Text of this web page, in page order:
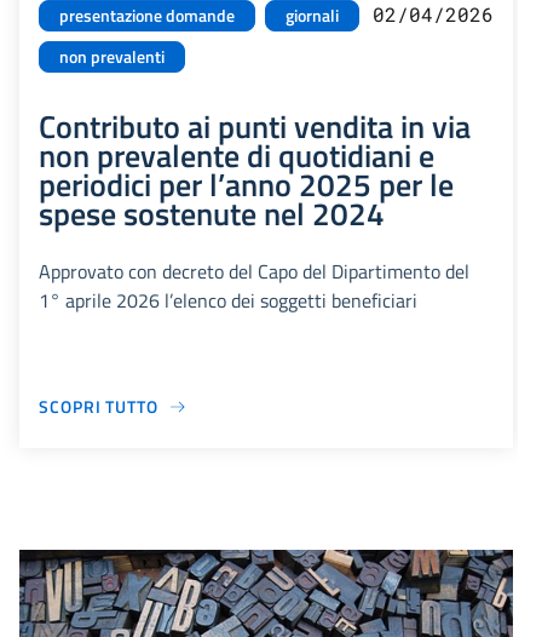
presentazione domande
giornali
non prevalenti
02/04/2026
Contributo ai punti vendita in via
non prevalente di quotidiani e
periodici per l’anno 2025 per le
spese sostenute nel 2024
Approvato con decreto del Capo del Dipartimento del
1° aprile 2026 l’elenco dei soggetti beneficiari
SCOPRI TUTTO